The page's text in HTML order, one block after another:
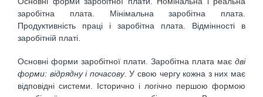
заробітна плата. Мінімальна заробітна плата.
Продуктивність праці і заробітна плата. Відмінності в
заробітній платі.
Основні форми заробітної плати. Заробітна плата має дві
форми: відрядну і почасову. У свою чергу кожна з них має
відповідні системи. Історично і логічно першою формою